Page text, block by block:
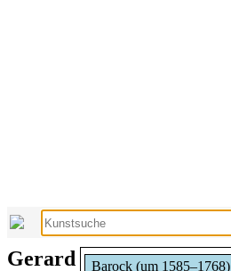
Barock (um 1585–1768)
Gerard